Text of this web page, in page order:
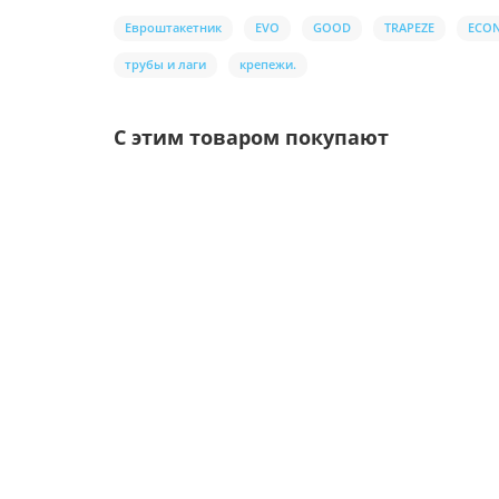
Евроштакетник EVO GOOD TRAPEZE
трубы и лаги крепежи.
С этим товаром покупают